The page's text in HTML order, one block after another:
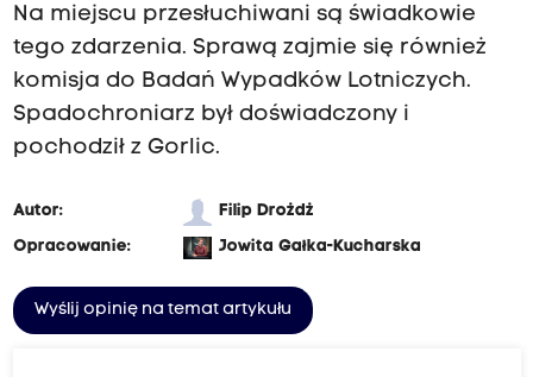
Na miejscu przesłuchiwani są świadkowie
tego zdarzenia. Sprawą zajmie się również
komisja do Badań Wypadków Lotniczych.
Spadochroniarz był doświadczony i
pochodził z Gorlic.
Autor:
Filip Drożdż
Opracowanie:
Jowita Gałka-Kucharska
Wyślij opinię na temat artykułu